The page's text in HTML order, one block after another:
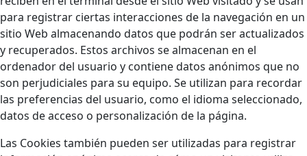
para registrar ciertas interacciones de la navegación en un
sitio Web almacenando datos que podrán ser actualizados
y recuperados. Estos archivos se almacenan en el
ordenador del usuario y contiene datos anónimos que no
son perjudiciales para su equipo. Se utilizan para recordar
las preferencias del usuario, como el idioma seleccionado,
datos de acceso o personalización de la página.
Las Cookies también pueden ser utilizadas para registrar